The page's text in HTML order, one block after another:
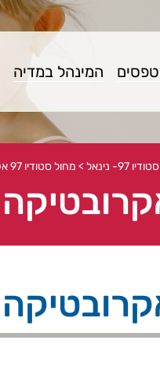
טפסים המינהל במדיה
סטודיו 97- נינאל > מחול סטודיו 97 אקרובטיקה - אקרובטיקה 1 יום שישי